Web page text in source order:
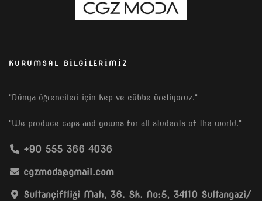
KURUMSAL BILGILERIMIZ
"Dünya öğrencileri için kep ve cübbe üretiyoruz."
"We produce caps and gowns for all students of the world."
+90 555 366 4036
cgzmoda@gmail.com
Sultançiftliği Mah, 36. Sk. No:5, 34110 Sultangazi/